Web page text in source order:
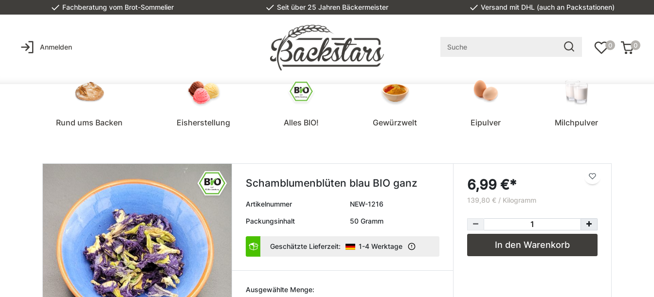
Fachberatung vom Brot-Sommelier Seit über 25 Jahren Bäckermeister Versand mit DHL (auch an Packstationen)
Anmelden 0 0
Rund ums Backen Eisherstellung Alles BIO! Gewürzwelt Eipulver Milchpulver
Schamblumenblüten blau BIO ganz
Artikelnummer NEW-1216
Packungsinhalt 50 Gramm
Geschätzte Lieferzeit: 1-4 Werktage
Ausgewählte Menge:
6,99 €*
139,80 € / Kilogramm
In den Warenkorb